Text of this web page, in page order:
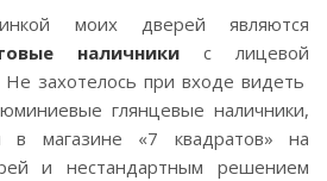
моих дверей являются
наличники с лицевой
захотелось при входе видеть
глянцевые наличники,
в магазине «7 квадратов» на
и нестандартным решением